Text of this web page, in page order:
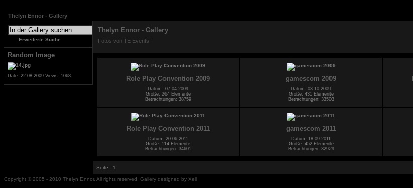
Thelyn Ennor - Gallery
Erweiterte Suche
Random Image
Date: 22.08.2009 Views: 1068
Thelyn Ennor - Gallery
Fotos von TE Events!
Role Play Convention 2009
Datum: 07.04.2009
Größe: 264 Elemente
Betrachtungen: 38759
gamescom 2009
Datum: 03.10.2009
Größe: 431 Elemente
Betrachtungen: 33503
Role Play Convention 2011
Datum: 20.06.2011
Größe: 114 Elemente
Betrachtungen: 34601
gamescom 2011
Datum: 18.09.2011
Größe: 452 Elemente
Betrachtungen: 32929
Seite: 1
Copyright © 2005 - 2010 Thelyn Ennor. All rights reserved. Gallery designed by Xell